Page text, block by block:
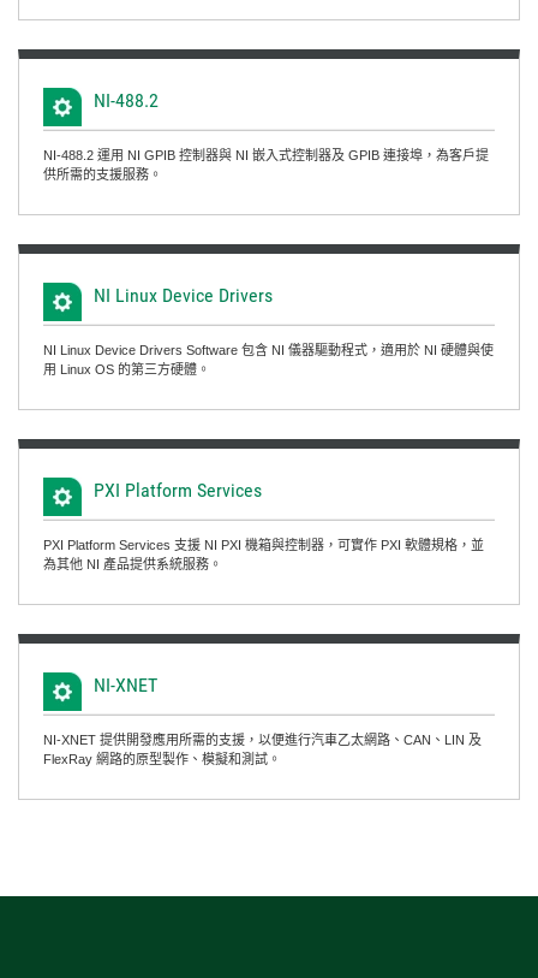
NI-488.2
NI-488.2 運用 NI GPIB 控制器與 NI 嵌入式控制器及 GPIB 連接埠，為客戶提
供所需的支援服務。
NI Linux Device Drivers
NI Linux Device Drivers Software 包含 NI 儀器驅動程式，適用於 NI 硬體與使
用 Linux OS 的第三方硬體。
PXI Platform Services
PXI Platform Services 支援 NI PXI 機箱與控制器，可實作 PXI 軟體規格，並
為其他 NI 產品提供系統服務。
NI-XNET
NI-XNET 提供開發應用所需的支援，以便進行汽車乙太網路、CAN、LIN 及
FlexRay 網路的原型製作、模擬和測試。